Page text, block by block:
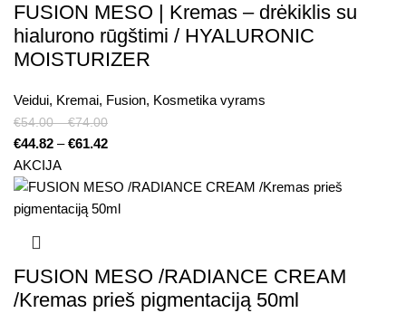
FUSION MESO | Kremas – drėkiklis su
hialurono rūgštimi / HYALURONIC
MOISTURIZER
Veidui, Kremai, Fusion, Kosmetika vyrams
€54.00 – €74.00
€44.82 – €61.42
AKCIJA
FUSION MESO /RADIANCE CREAM
/Kremas prieš pigmentaciją 50ml